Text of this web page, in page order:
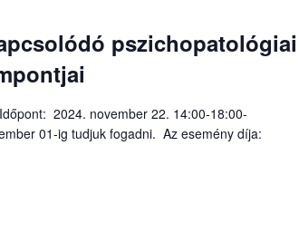
pszichopatológiai
2024. november 22. 14:00-18:00-
01-ig tudjuk fogadni. Az esemény díja: